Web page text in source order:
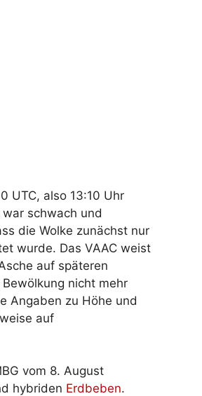
UTC, also 13:10 Uhr
schwach und
die Wolke zunächst nur
wurde. Das VAAC weist
auf späteren
nicht mehr
Angaben zu Höhe und
auf
vom 8. August
hybriden Erdbeben.